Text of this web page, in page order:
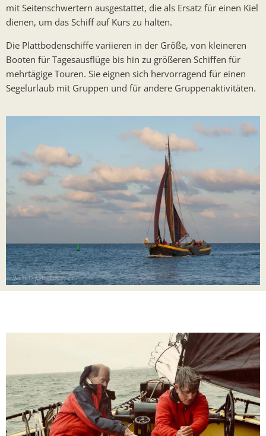
mit Seitenschwertern ausgestattet, die als Ersatz für einen Kiel
dienen, um das Schiff auf Kurs zu halten.
Die Plattbodenschiffe variieren in der Größe, von kleineren
Booten für Tagesausflüge bis hin zu größeren Schiffen für
mehrtägige Touren. Sie eignen sich hervorragend für einen
Segelurlaub mit Gruppen und für andere Gruppenaktivitäten.